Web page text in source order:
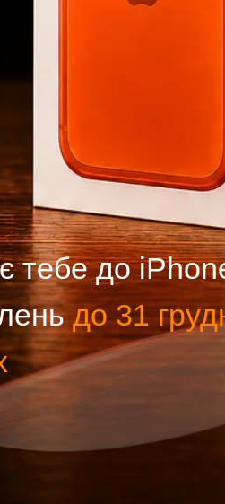
до iPhone 17
до 31 грудня
за тебе